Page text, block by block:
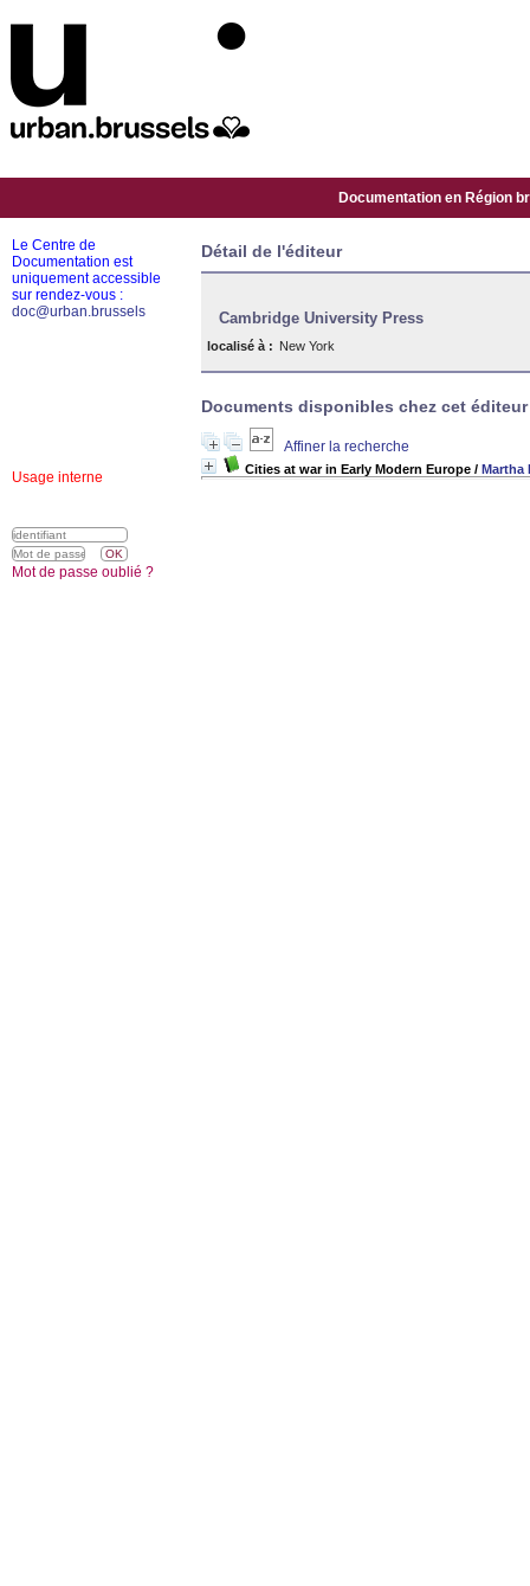
Documentation en Région
Détail de l'éditeur
Cambridge University Press
localisé à : New York
Documents disponibles chez cet éditeur
Affiner la recherche
Cities at war in Early Modern Europe / Martha
Le Centre de
Documentation est
uniquement accessible
sur rendez-vous :
doc@urban.brussels
Usage interne
Mot de passe oublié ?